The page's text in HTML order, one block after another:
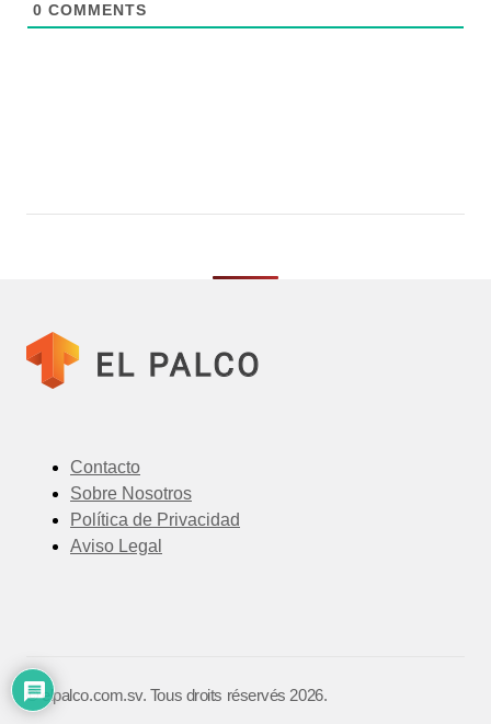
0 COMMENTS
Contacto
Sobre Nosotros
Política de Privacidad
Aviso Legal
©️ elpalco.com.sv. Tous droits réservés 2026.